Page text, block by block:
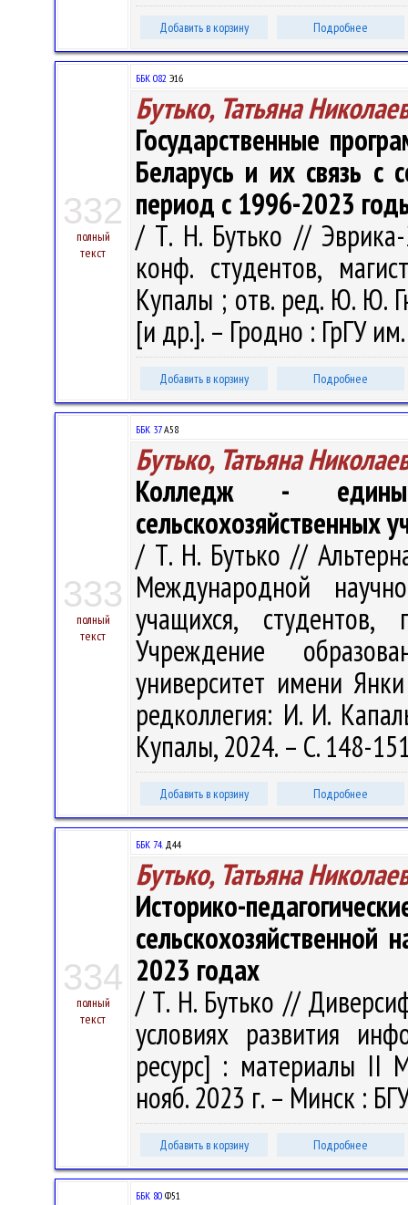
Добавить в корзину Подробнее
332
полный
текст
ББК 082 Э16
Бутько, Татьяна
Государственные
Беларусь и их связь с
период с 1996-2023
/ Т. Н. Бутько //
конф. студентов,
Купалы ; отв. ред. Ю. Ю.
[и др.]. – Гродно : ГрГУ
Добавить в корзину Подробнее
333
полный
текст
ББК 37А58
Бутько, Татьяна
Колледж -
сельскохозяйственных
/ Т. Н. Бутько //
Международной
учащихся,
Учреждение
университет имени
редколлегия: И. И.
Купалы, 2024. – С. 148-
Добавить в корзину Подробнее
334
полный
текст
ББК 74.Д44
Бутько, Татьяна
Историко-
2023 годах
/ Т. Н. Бутько //
условиях развития
ресурс] : материалы II
нояб. 2023 г. – Минск :
Добавить в корзину Подробнее
ББК 80 Ф51